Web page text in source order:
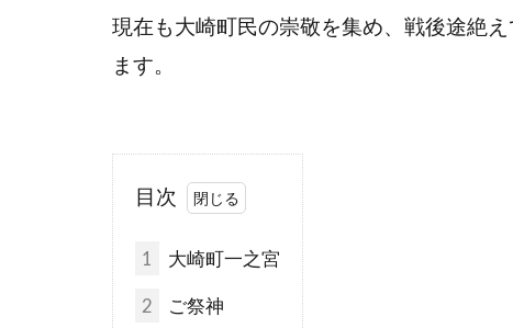
現在も大崎町民の崇敬を集め、戦後途絶
ます。
目次
1 大崎町一之宮
2 ご祭神